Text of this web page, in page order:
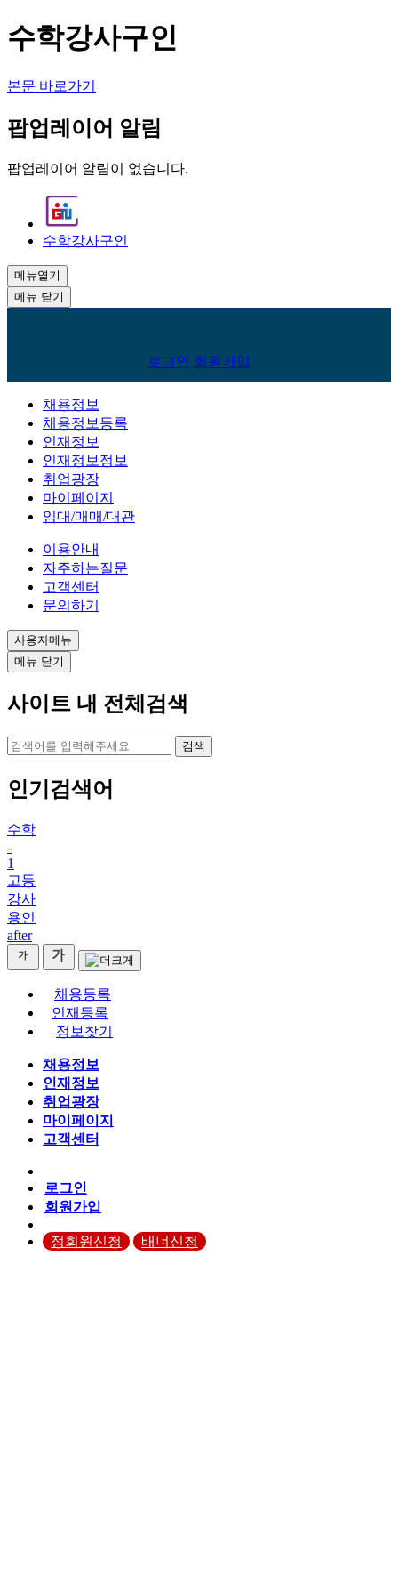
수학강사구인
본문 바로가기
팝업레이어 알림
팝업레이어 알림이 없습니다.
수학강사구인
메뉴열기
메뉴 닫기
원
로
그
인
로그인 회원가입
채용정보
채용정보등록
인재정보
인재정보정보
취업광장
마이페이지
임대/매매/대관
이용안내
자주하는질문
고객센터
문의하기
사용자메뉴
메뉴 닫기
사이트 내 전체검색
검색
인기검색어
수학
-
1
고등
강사
용인
after
채용등록
인재등록
정보찾기
채용정보
인재정보
취업광장
마이페이지
고객센터
로그인
회원가입
정회원신청 배너신청